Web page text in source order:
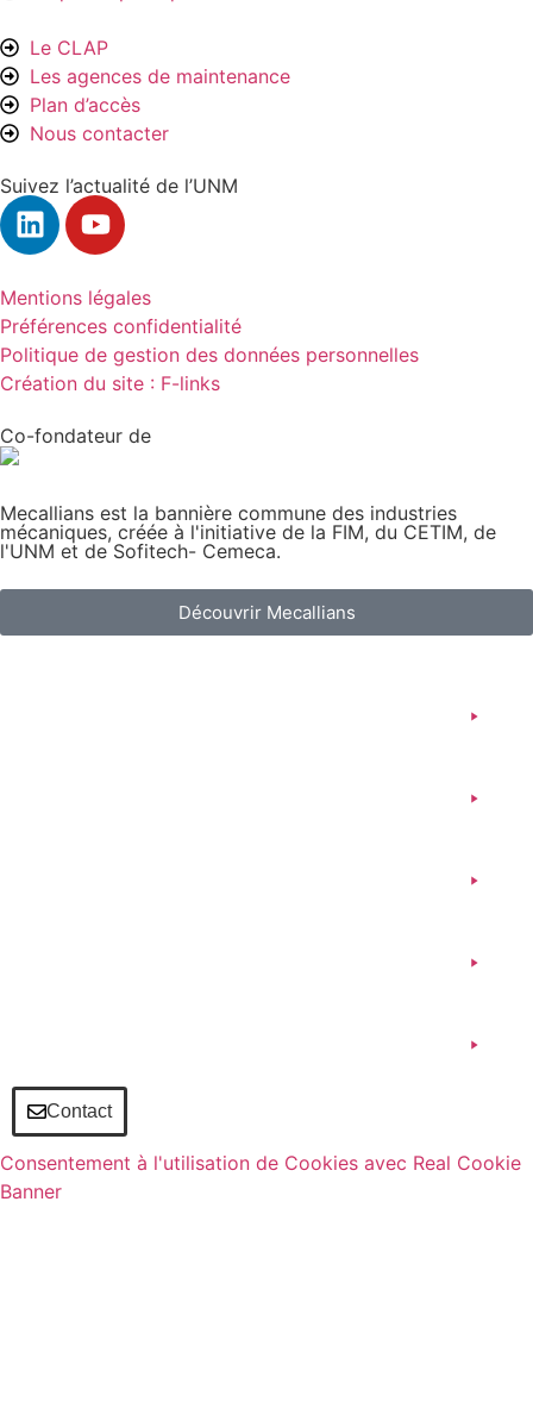
Le CLAP
Les agences de maintenance
Plan d’accès
Nous contacter
Suivez l’actualité de l’UNM
Mentions légales
Préférences confidentialité
Politique de gestion des données personnelles
Création du site : F-links
Co-fondateur de
Mecallians est la bannière commune des industries
mécaniques, créée à l'initiative de la FIM, du CETIM, de
l'UNM et de Sofitech- Cemeca.
Découvrir Mecallians
Contact
Consentement à l'utilisation de Cookies avec Real Cookie
Banner